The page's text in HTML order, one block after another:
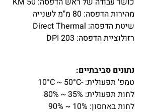
מהירות הדפסה: 80 מ"מ לשנייה
שיטת הדפסה: Direct Thermal
רזולוציית הדפסה: 203 DPI
נתונים סביבתיים:
טמפ' תפעולית: -10°C ~ 50°C
לחות תפעולית: 35% ~ 80%
לחות באחסון: 10% ~ 90%